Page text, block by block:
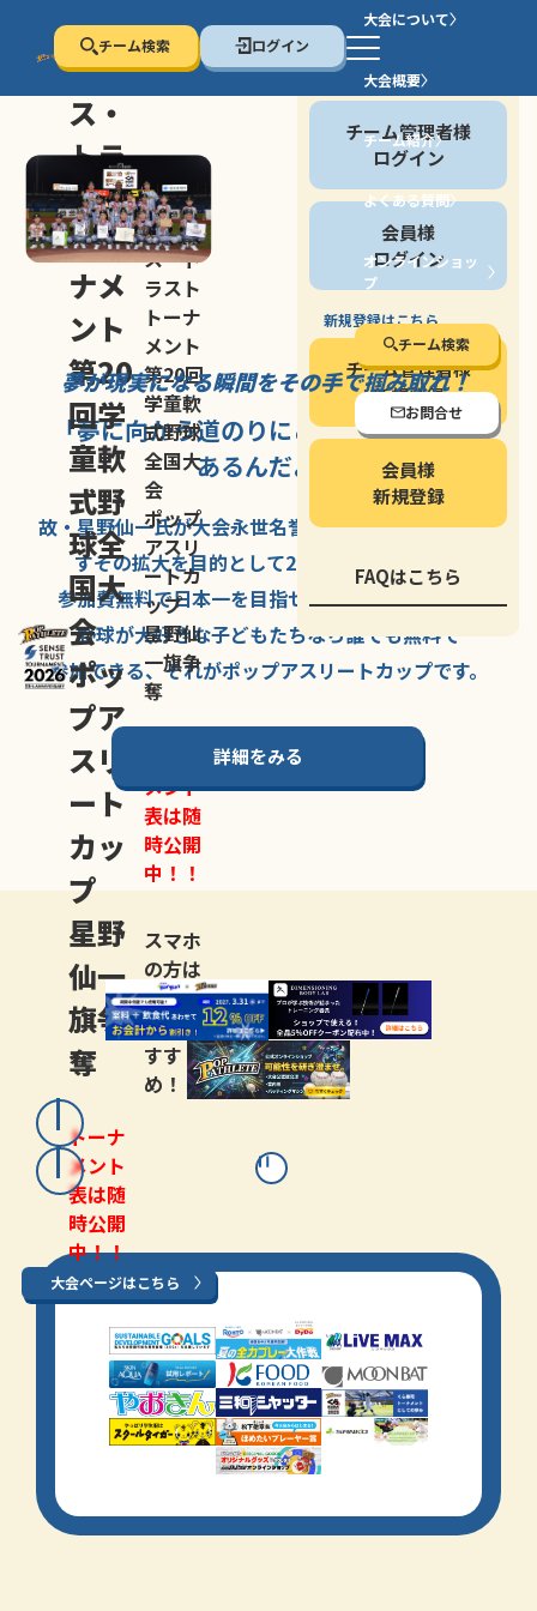
チーム検索 ログイン
大会について
大会概要
チーム紹介
よくある質問
オンラインショッ
プ
チーム検索
お問合せ
停止する
セン
ス・
トラ
スト
トー
ナメ
ント
第20
回学
童軟
式野
球全
国大
会
ポッ
プア
スリ
ート
カッ
プ
星野
仙一
旗争
奪
トーナ
メント
表は随
時公開
中！！
セン
ス・ト
ラスト
トーナ
メント
第20回
学童軟
式野球
全国大
会
ポップ
アスリ
ートカ
ップ
星野仙
一旗争
奪
メント
表は随
時公開
中！！
スマホ
の方は
LINE登
録がお
すす
め！
大会ページはこちら
会員の方
チーム管理者様
ログイン
会員様
ログイン
新規登録はこちら
チーム管理者様
新規登録
会員様
新規登録
FAQはこちら
夢が現実になる瞬間をその手で掴み取れ！
「夢に向かう道のりにこそ大きな意味が
あるんだよ」
故・星野仙一氏が大会永世名誉会長を務める、野球の
すその拡大を目的として2007年に
参加費無料で日本一を目指せる唯一の野球大会。
野球が大好きな子どもたちなら誰でも無料で
参加できる、それがポップアスリートカップです。
詳細をみる